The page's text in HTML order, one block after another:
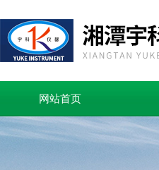
网站首页